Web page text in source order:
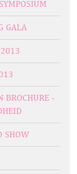
GALA
BROCHURE -
SHOW